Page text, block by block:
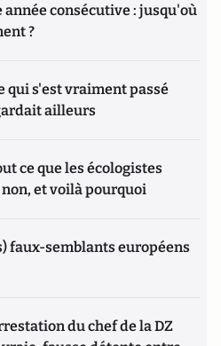
consécutive : jusqu'où
?
qui s'est vraiment passé
ailleurs
ce que les écologistes
et voilà pourquoi
faux-semblants européens
du chef de la DZ